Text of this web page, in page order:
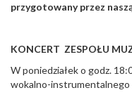
przygotowany przez naszą
KONCERT ZESPOŁU
W poniedziałek o godz.
wokalno-instrumentalnego